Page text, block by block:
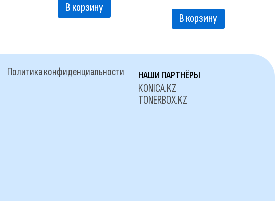
В корзину
В корзину
Политика конфиденциальности НАШИ ПАРТНЁРЫ
KONICA.KZ
TONERBOX.KZ